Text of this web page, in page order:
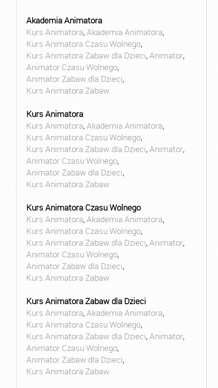
Akademia Animatora
Kurs Animatora,Akademia Animatora,
Kurs Animatora Czasu Wolnego,
Kurs Animatora Zabaw dla Dzieci,Animator,
Animator Czasu Wolnego,
Animator Zabaw dla Dzieci,
Kurs Animatora Zabaw
Kurs Animatora
Kurs Animatora,Akademia Animatora,
Kurs Animatora Czasu Wolnego,
Kurs Animatora Zabaw dla Dzieci,Animator,
Animator Czasu Wolnego,
Animator Zabaw dla Dzieci,
Kurs Animatora Zabaw
Kurs Animatora Czasu Wolnego
Kurs Animatora,Akademia Animatora,
Kurs Animatora Czasu Wolnego,
Kurs Animatora Zabaw dla Dzieci,Animator,
Animator Czasu Wolnego,
Animator Zabaw dla Dzieci,
Kurs Animatora Zabaw
Kurs Animatora Zabaw dla Dzieci
Kurs Animatora,Akademia Animatora,
Kurs Animatora Czasu Wolnego,
Kurs Animatora Zabaw dla Dzieci,Animator,
Animator Czasu Wolnego,
Animator Zabaw dla Dzieci,
Kurs Animatora Zabaw